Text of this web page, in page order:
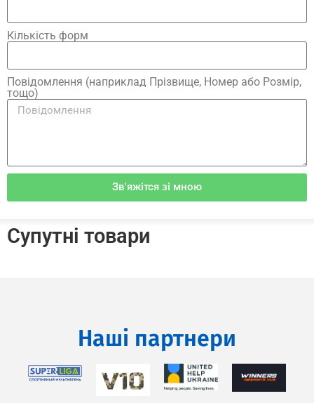
Кількість форм
Повідомлення (наприклад Прізвище, Номер або Розмір,
тощо)
Зв'яжітся зі мною
Супутні товари
Наші партнери